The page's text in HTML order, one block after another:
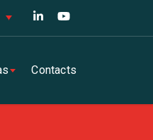
Contacts